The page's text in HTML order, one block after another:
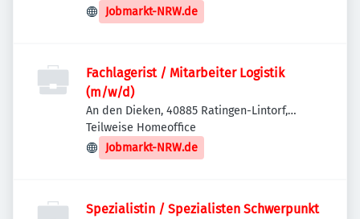
Deutschland
Jobmarkt-NRW.de
Fachlagerist / Mitarbeiter Logistik
(m/w/d)
An den Dieken, 40885 Ratingen-Lintorf,
Deutschland
Teilweise Homeoffice
Jobmarkt-NRW.de
Spezialistin / Spezialisten Schwerpunkt